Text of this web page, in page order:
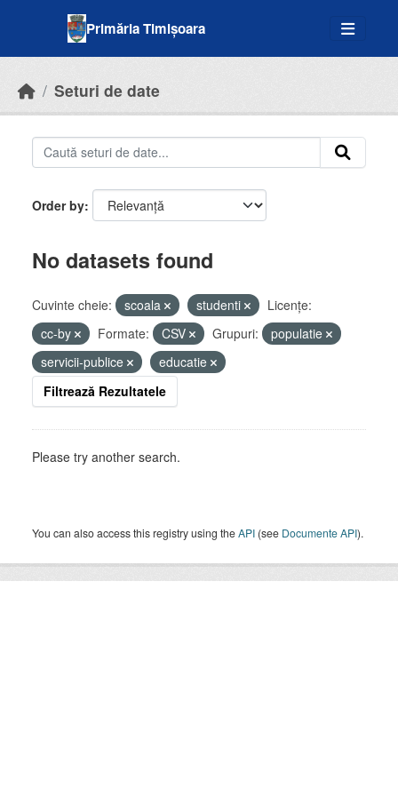
Primăria Timișoara
Seturi de date
Order by
No datasets found
Cuvinte cheie: scoala studenti
Licenţe:
cc-by
Formate: CSV Grupuri:
populatie
servicii-publice
educatie
Filtrează Rezultatele
Please try another search.
You can also access this registry using theAPI (see Documente API).